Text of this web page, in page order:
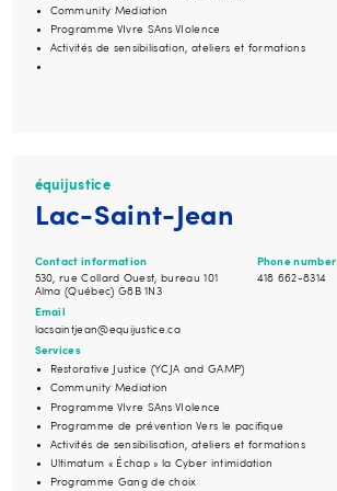
Community Mediation
Programme VIvre SAns VIolence
Activités de sensibilisation, ateliers et formations
équijustice
Lac-Saint-Jean
Contact information
530, rue Collard Ouest, bureau 101
Alma (Québec) G8B 1N3
Phone number
418 662-8314
Email
lacsaintjean@equijustice.ca
Services
Restorative Justice (YCJA and GAMP)
Community Mediation
Programme VIvre SAns VIolence
Programme de prévention Vers le pacifique
Activités de sensibilisation, ateliers et formations
Ultimatum « Échap » la Cyber intimidation
Programme Gang de choix